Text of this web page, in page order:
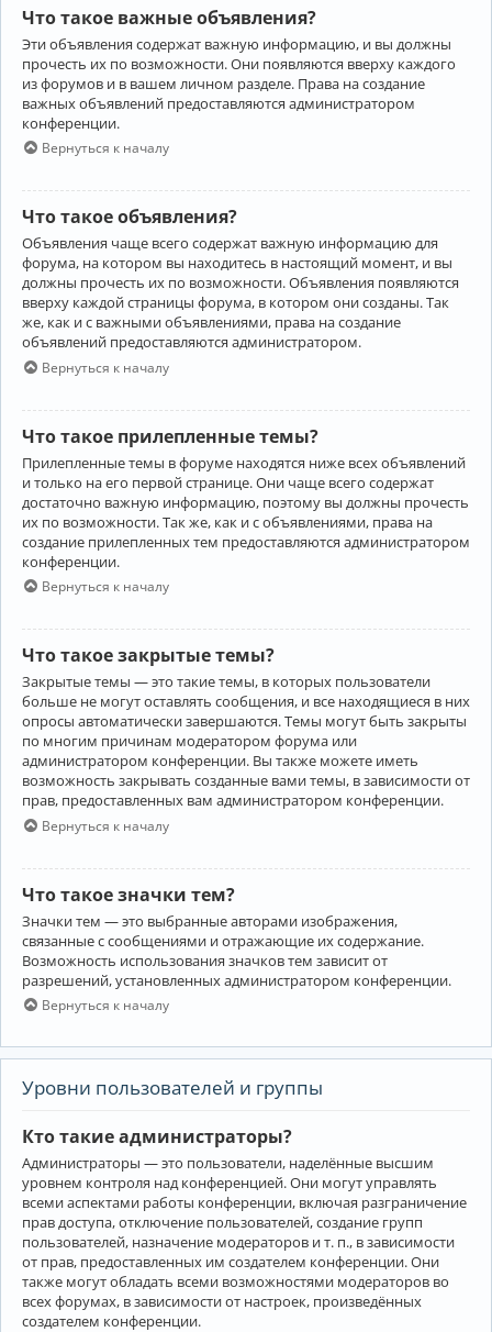
Что такое важные объявления?
Эти объявления содержат важную информацию, и вы должны
прочесть их по возможности. Они появляются вверху каждого
из форумов и в вашем личном разделе. Права на создание
важных объявлений предоставляются администратором
конференции.
Вернуться к началу
Что такое объявления?
Объявления чаще всего содержат важную информацию для
форума, на котором вы находитесь в настоящий момент, и вы
должны прочесть их по возможности. Объявления появляются
вверху каждой страницы форума, в котором они созданы. Так
же, как и с важными объявлениями, права на создание
объявлений предоставляются администратором.
Вернуться к началу
Что такое прилепленные темы?
Прилепленные темы в форуме находятся ниже всех объявлений
и только на его первой странице. Они чаще всего содержат
достаточно важную информацию, поэтому вы должны прочесть
их по возможности. Так же, как и с объявлениями, права на
создание прилепленных тем предоставляются администратором
конференции.
Вернуться к началу
Что такое закрытые темы?
Закрытые темы — это такие темы, в которых пользователи
больше не могут оставлять сообщения, и все находящиеся в них
опросы автоматически завершаются. Темы могут быть закрыты
по многим причинам модератором форума или
администратором конференции. Вы также можете иметь
возможность закрывать созданные вами темы, в зависимости от
прав, предоставленных вам администратором конференции.
Вернуться к началу
Что такое значки тем?
Значки тем — это выбранные авторами изображения,
связанные с сообщениями и отражающие их содержание.
Возможность использования значков тем зависит от
разрешений, установленных администратором конференции.
Вернуться к началу
Уровни пользователей и группы
Кто такие администраторы?
Администраторы — это пользователи, наделённые высшим
уровнем контроля над конференцией. Они могут управлять
всеми аспектами работы конференции, включая разграничение
прав доступа, отключение пользователей, создание групп
пользователей, назначение модераторов и т. п., в зависимости
от прав, предоставленных им создателем конференции. Они
также могут обладать всеми возможностями модераторов во
всех форумах, в зависимости от настроек, произведённых
создателем конференции.